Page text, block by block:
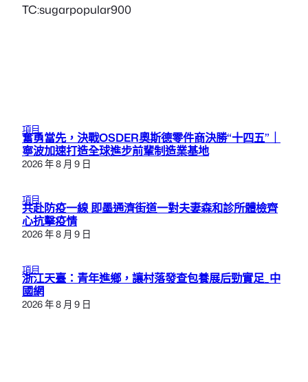
TC:sugarpopular900
項目
奮勇當先，決戰OSDER奧斯德零件商決勝“十四五”｜
寧波加速打造全球進步前輩制造業基地
2026 年 8 月 9 日
項目
共赴防疫一線 即墨通濟街道一對夫妻森和診所體檢齊
心抗擊疫情
2026 年 8 月 9 日
項目
浙江天臺：青年進鄉，讓村落發查包養展后勁實足_中
國網
2026 年 8 月 9 日